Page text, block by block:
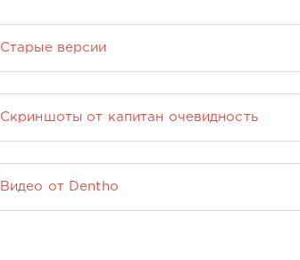
Старые версии
Скриншоты от капитан очевидность
Видео от Dentho